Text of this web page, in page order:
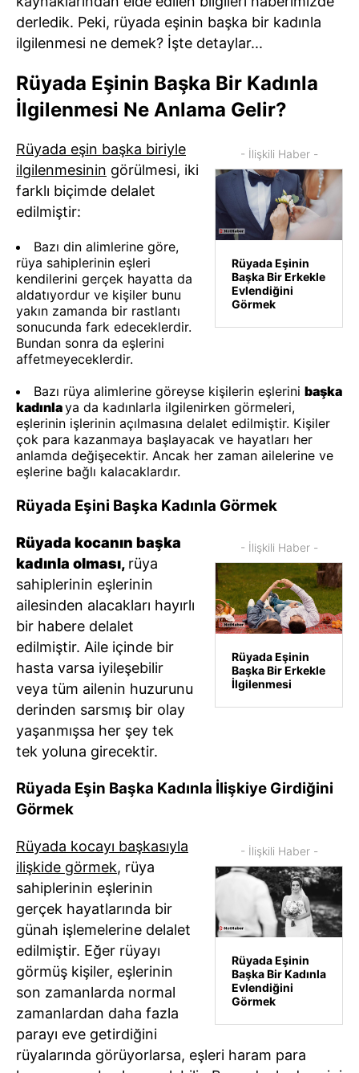
derledik. Peki, rüyada eşinin başka bir kadınla
ilgilenmesi ne demek? İşte detaylar...
Rüyada Eşinin Başka Bir Kadınla
İlgilenmesi Ne Anlama Gelir?
- İlişkili Haber -
Rüyada Eşinin
Başka Bir Erkekle
Evlendiğini
Görmek
Rüyada eşin başka biriyle
ilgilenmesinin görülmesi, iki
farklı biçimde delalet
edilmiştir:
Bazı din alimlerine göre,
rüya sahiplerinin eşleri
kendilerini gerçek hayatta da
aldatıyordur ve kişiler bunu
yakın zamanda bir rastlantı
sonucunda fark edeceklerdir.
Bundan sonra da eşlerini
affetmeyeceklerdir.
Bazı rüya alimlerine göreyse kişilerin eşlerini başka
kadınlaya da kadınlarla ilgilenirken görmeleri,
eşlerinin işlerinin açılmasına delalet edilmiştir. Kişiler
çok para kazanmaya başlayacak ve hayatları her
anlamda değişecektir. Ancak her zaman ailelerine ve
eşlerine bağlı kalacaklardır.
Rüyada Eşini Başka Kadınla Görmek
- İlişkili Haber -
Rüyada Eşinin
Başka Bir Erkekle
İlgilenmesi
Rüyada kocanın başka
kadınla olması, rüya
sahiplerinin eşlerinin
ailesinden alacakları hayırlı
bir habere delalet
edilmiştir. Aile içinde bir
hasta varsa iyileşebilir
veya tüm ailenin huzurunu
derinden sarsmış bir olay
yaşanmışsa her şey tek
tek yoluna girecektir.
Rüyada Eşin Başka Kadınla İlişkiye Girdiğini
Görmek
- İlişkili Haber -
Rüyada Eşinin
Başka Bir Kadınla
Evlendiğini
Görmek
Rüyada kocayı başkasıyla
ilişkide görmek, rüya
sahiplerinin eşlerinin
gerçek hayatlarında bir
günah işlemelerine delalet
edilmiştir. Eğer rüyayı
görmüş kişiler, eşlerinin
son zamanlarda normal
zamanlardan daha fazla
parayı eve getirdiğini
rüyalarında görüyorlarsa, eşleri haram para